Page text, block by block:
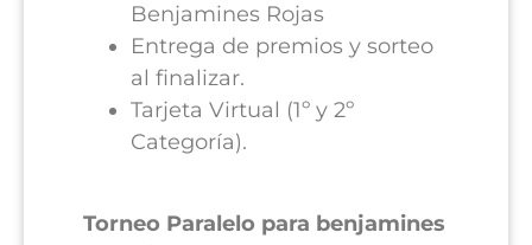
Benjamines Rojas
Entrega de premios y sorteo
al finalizar.
Tarjeta Virtual (1º y 2º
Categoría).
Torneo Paralelo para benjamines